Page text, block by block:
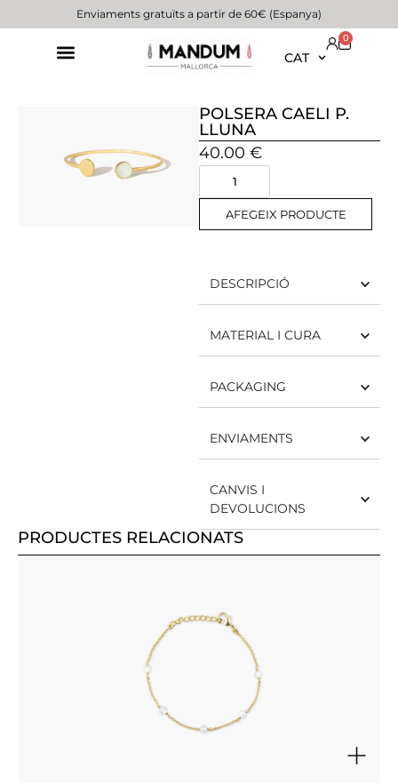
Enviaments gratuïts a partir de 60€ (Espanya)
CAT
0
POLSERA CAELI P.
LLUNA
40.00 €
AFEGEIX PRODUCTE
DESCRIPCIÓ
MATERIAL I CURA
PACKAGING
ENVIAMENTS
CANVIS I
DEVOLUCIONS
PRODUCTES RELACIONATS
+